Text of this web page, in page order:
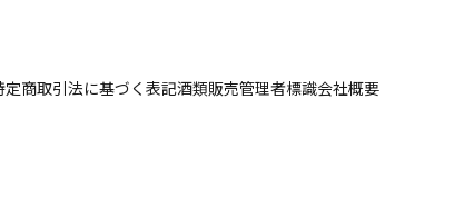
定商取引法に基づく表記酒類販売管理者標識会社概要